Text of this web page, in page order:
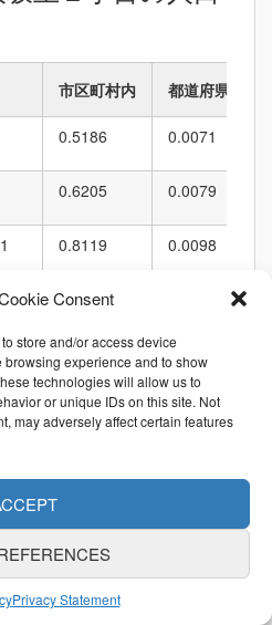
Consent
store and/or access device
experience and to show
technologies will allow us to
or unique IDs on this site. Not
may adversely affect certain features
Privacy Statement
市区町村内 都道府県内
0.5186 0.0071
0.6205 0.0079
0.8119 0.0098
0.4841
0.6034 0.0117
市区町村内 都道府県内
6,010
74129 4,0636,010